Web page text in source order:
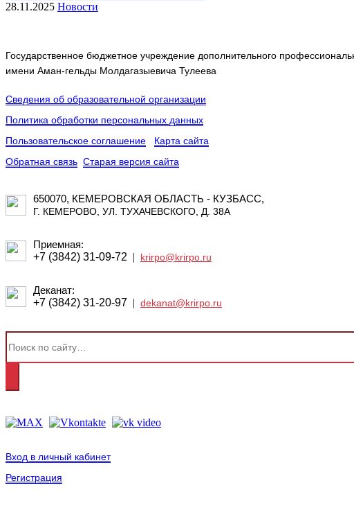
28.11.2025 Новости
Государственное бюджетное учреждение дополнительного
имени Аман-гельды Молдагазыевича Тулеева
Сведения об образовательной организации
Политика обработки персональных данных
Пользовательское соглашение
Карта сайта
Обратная связь Старая версия сайта
650070, КЕМЕРОВСКАЯ ОБЛАСТЬ - КУЗБАСС,
Г. КЕМЕРОВО, УЛ. ТУХАЧЕВСКОГО, Д. 38А
Приемная:
+7 (3842) 31-09-72 | krirpo@krirpo.ru
Деканат:
+7 (3842) 31-20-97 | dekanat@krirpo.ru
Вход в личный кабинет
Регистрация